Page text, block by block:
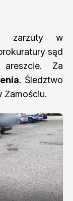
zarzuty w
sąd
Za
. Śledztwo
Zamościu.